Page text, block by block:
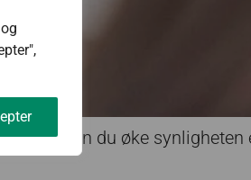
Slik kan du øke synligheten